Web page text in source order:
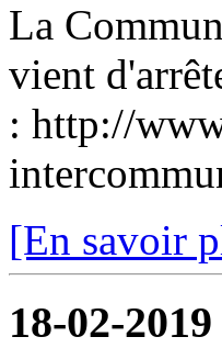
La
vient
: http://
[En savoir
18-02-2019